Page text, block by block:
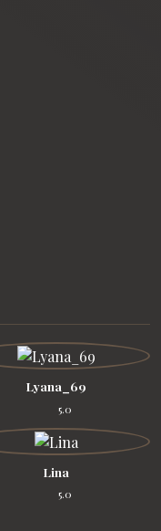
Lyana_69
5.0
Lina
5.0